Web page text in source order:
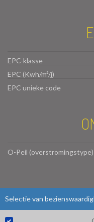
EPC-klasse
EPC (Kwh/m²/j)
EPC unieke code
O-Peil (overstromingstype)
Selectie van